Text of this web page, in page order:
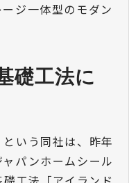
ジ一体型のモダン
礎工法に
いう同社は、昨年
パンホームシール